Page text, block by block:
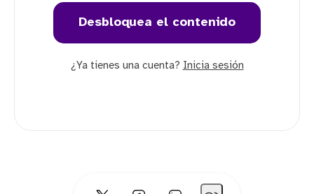
Desbloquea el contenido
¿Ya tienes una cuenta? Inicia sesión